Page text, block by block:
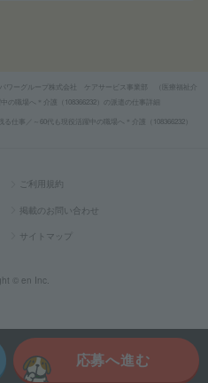
応募へ進む
パワーグループ株式会社 ケアサービス事業部 （医療福祉介
の職場へ＊介護（108366232）の派遣の仕事詳細
る仕事／～60代も現役活躍中の職場へ＊介護（108366232）
ご利用規約
掲載のお問い合わせ
サイトマップ
© en Inc.